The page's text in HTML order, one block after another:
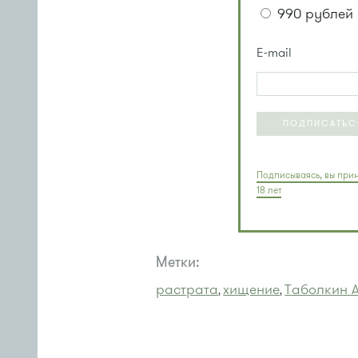
990 рублей
E-mail
Подписываясь, вы
18 лет
Метки:
растрата,хищение, Таболкин